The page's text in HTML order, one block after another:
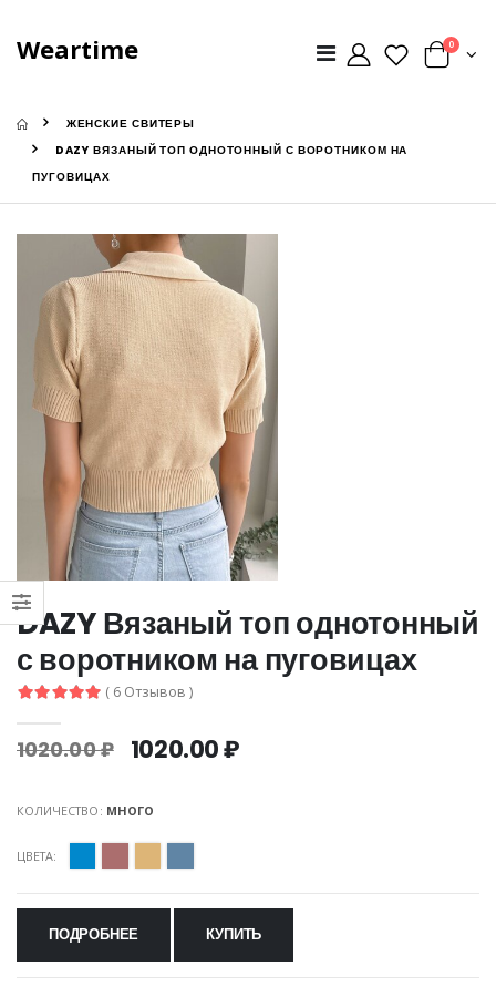
Weartime 0
ЖЕНСКИЕ СВИТЕРЫ
DAZY ВЯЗАНЫЙ ТОП ОДНОТОННЫЙ С ВОРОТНИКОМ НА
ПУГОВИЦАХ
DAZY Вязаный топ однотонный
с воротником на пуговицах
( 6 Отзывов )
1020.00 ₽ 1020.00 ₽
КОЛИЧЕСТВО: МНОГО
ЦВЕТА:
ПОДРОБНЕЕ КУПИТЬ